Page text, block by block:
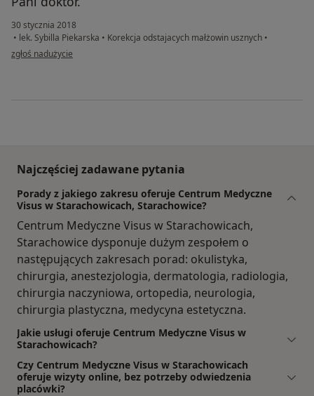
30 stycznia 2018
• lek. Sybilla Piekarska • Korekcja odstajacych małżowin usznych •
w opinii użytkownika Sylwia
zgłoś nadużycie
Najczęściej zadawane pytania
Porady z jakiego zakresu oferuje Centrum Medyczne
Visus w Starachowicach, Starachowice?
Centrum Medyczne Visus w Starachowicach,
Starachowice dysponuje dużym zespołem o
następujących zakresach porad: okulistyka,
chirurgia, anestezjologia, dermatologia, radiologia,
chirurgia naczyniowa, ortopedia, neurologia,
chirurgia plastyczna, medycyna estetyczna.
Jakie usługi oferuje Centrum Medyczne Visus w
Starachowicach?
Czy Centrum Medyczne Visus w Starachowicach
oferuje wizyty online, bez potrzeby odwiedzenia
placówki?